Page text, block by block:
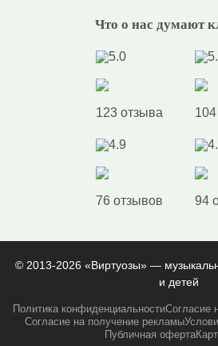
Что о нас думают
5.0
123 отзыва
4.9
76 отзывов 94
© 2013-2026 «Виртуозы» —
и детей
Политика конфиденциальностиСогласие
Согласие на получение рекламы
Публичная оферта